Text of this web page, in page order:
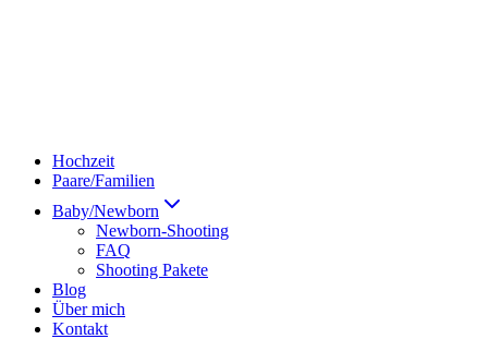
Hochzeit
Paare/Familien
Baby/Newborn
Newborn-Shooting
FAQ
Shooting Pakete
Blog
Über mich
Kontakt